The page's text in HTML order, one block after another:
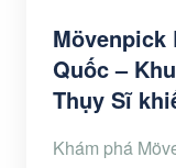
Mövenpick
Quốc –
Thụy Sĩ
Khám phá